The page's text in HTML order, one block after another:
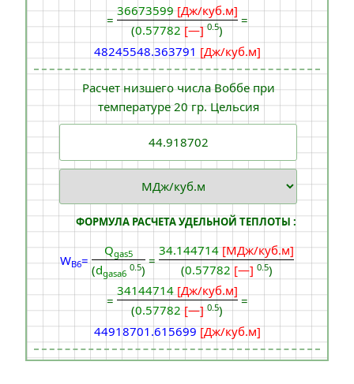
=
36673599 [Дж/куб.м]
(0.57782 [—] 0.5)
=
48245548.363791 [Дж/куб.м]
Расчет низшего числа Воббе при
температуре 20 гр. Цельсия
ФОРМУЛА РАСЧЕТА УДЕЛЬНОЙ ТЕПЛОТЫ :
WB6=
Qgas5
(dgasa6
0.5)
=
34.144714 [МДж/куб.м]
(0.57782 [—] 0.5)
=
34144714 [Дж/куб.м]
(0.57782 [—] 0.5)
=
44918701.615699[Дж/куб.м]